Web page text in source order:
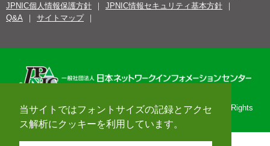
当サイトではフォントサイズの記録とアクセ
ス解析にクッキーを利用しています。
JPNIC個人情報保護方針
JPNIC情報セキュリティ基本方針
Q&A
サイトマップ
Copyright© 1996-2026 Japan Network Information Center. All Rights
Reserved.